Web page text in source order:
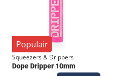
Populair
Squeezers & Drippers
Dope Dripper 10mm